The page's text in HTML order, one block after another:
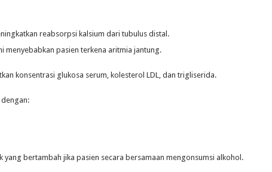
reabsorpsi kalsium dari tubulus distal.
menyebabkan pasien terkena aritmia jantung.
konsentrasi glukosa serum, kolesterol LDL, dan trigliserida.
yang bertambah jika pasien secara bersamaan mengonsumsi alkohol.